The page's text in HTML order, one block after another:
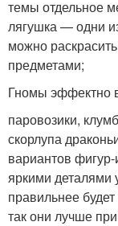
темы отдельное
лягушка — одни
можно
предметами;
Гномы эффектно
паровозики,
скорлупа
вариантов
яркими деталями
правильнее
так они лучше